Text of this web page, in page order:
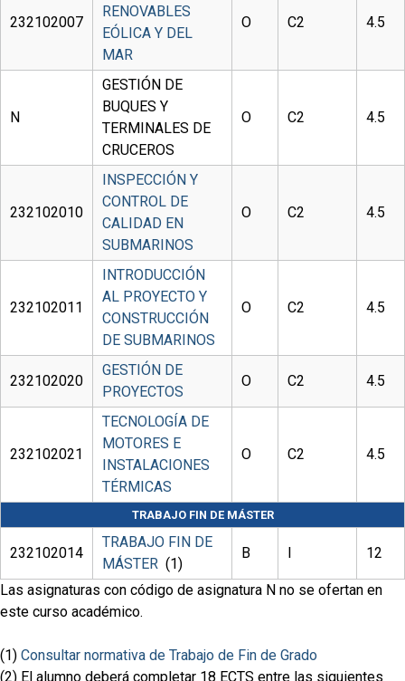
232102007
RENOVABLES
EÓLICA Y DEL
MAR
O C2 4.5
N
GESTIÓN DE
BUQUES Y
TERMINALES DE
CRUCEROS
O C2 4.5
232102010
INSPECCIÓN Y
CONTROL DE
CALIDAD EN
SUBMARINOS
O C2 4.5
232102011
INTRODUCCIÓN
AL PROYECTO Y
CONSTRUCCIÓN
DE SUBMARINOS
O C2 4.5
232102020
GESTIÓN DE
PROYECTOS
O C2 4.5
232102021
TECNOLOGÍA DE
MOTORES E
INSTALACIONES
TÉRMICAS
O C2 4.5
TRABAJO FIN DE MÁSTER
232102014
TRABAJO FIN DE
MÁSTER (1)
B 12
Las asignaturas con código de asignatura N no se ofertan en
este curso académico.
(1) Consultar normativa de Trabajo de Fin de Grado
(2) El alumno deberá completar 18 ECTS entre las siguientes